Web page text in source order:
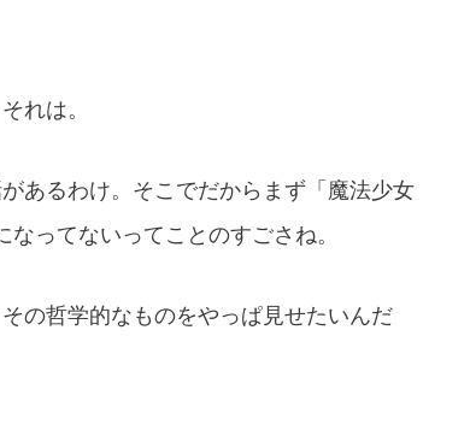
れは。
あるわけ。そこでだからまず「魔法少女
ってないってことのすごさね。
の哲学的なものをやっぱ見せたいんだ